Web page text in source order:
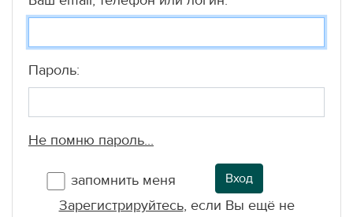
Пароль:
Не помню пароль...
запомнить меня Вход
Зарегистрируйтесь, если Вы ещё не